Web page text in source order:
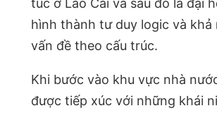
túc ở Lào Cai và sau đó là đại
hình thành tư duy logic và khả
vấn đề theo cấu trúc.
Khi bước vào khu vực nhà
được tiếp xúc với những khái